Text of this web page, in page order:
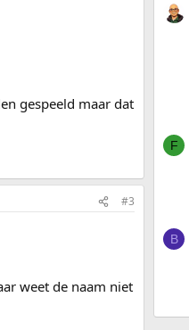
gespeeld maar dat
#3
weet de naam niet
F
B